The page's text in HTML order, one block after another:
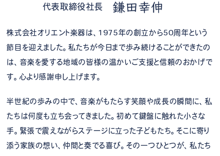
株式会社オリエント楽器は、1975年の創立から50周年という
節目を迎えました。私たちが今日まで歩み続けることができたの
は、音楽を愛する地域の皆様の温かいご支援と信頼のおかげで
す。心より感謝申し上げます。
半世紀の歩みの中で、音楽がもたらす笑顔や成長の瞬間に、私
たちは何度も立ち会ってきました。初めて鍵盤に触れた小さな
手。緊張で震えながらステージに立った子どもたち。そこに寄り
添う家族の想い、仲間と奏でる喜び。その一つひとつが、私たち
代表取締役社長